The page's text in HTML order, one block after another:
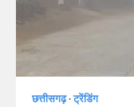
छत्तीसगढ़ ट्रेंडिंग